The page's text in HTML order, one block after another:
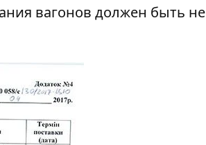
вагонов должен быть не